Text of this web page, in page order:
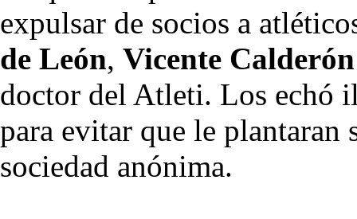
expulsar de socios a
de León, Vicente Calderón
doctor del Atleti. Los echó
para evitar que le plantaran
sociedad anónima.